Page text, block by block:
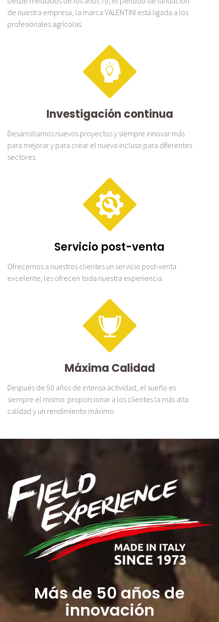
de nuestra empresa, la marca VALENTINI está ligada a los
profesionales agrícolas.
Investigación continua
Desarrollamos nuevos proyectos y siempre innovar más
para mejorar y para crear el nuevo incluso para diferentes
sectores.
Servicio post-venta
Ofrecemos a nuestros clientes un servicio post-venta
excelente, les ofrecen toda nuestra experiencia.
Máxima Calidad
Después de 50 años de intensa actividad, el sueño es
siempre el mismo: proporcionar a los clientes la más alta
calidad y un rendimiento máximo.
Más de 50 años de
innovación